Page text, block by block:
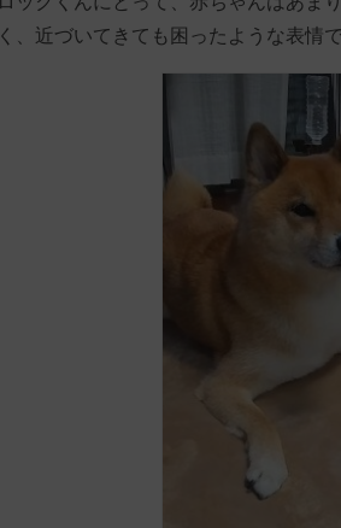
く、近づいてきても困ったような表情